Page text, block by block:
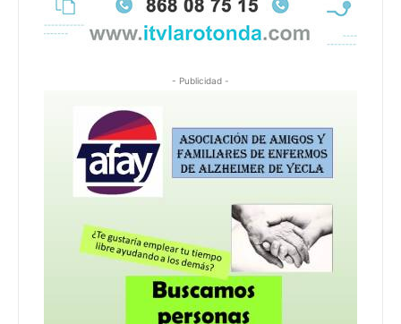
- Publicidad -